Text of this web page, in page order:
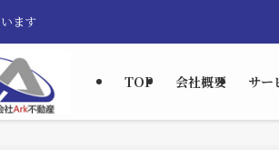
ます
TOP 会社概要 サー